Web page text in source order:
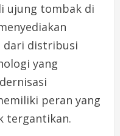
ujung tombak di
distribusi
yang
peran yang
tergantikan.